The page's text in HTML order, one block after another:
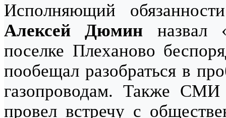
Исполняющий
Алексей Дюмин назвал
поселке Плеханово
пообещал разобраться в
газопроводам. Также
провел встречу с